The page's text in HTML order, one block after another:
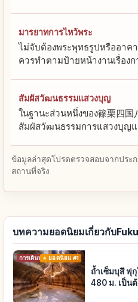
มารยาทการไหว้พระ
ไม่จับต้องพระพุทธรูปหรืออาค
ควรทำตามป้ายหน้างานเรื่อง
สัมผัสวัฒนธรรมแสวงบุญ
ในฐานะส่วนหนึ่งของ篠栗四国
สัมผัสวัฒนธรรมการแสวงบุญแ
ข้อมูลล่าสุดโปรดตรวจสอบจากประ
สถานที่จริง
บทความยอดนิยมเกี่ยวกับ
การเดินทาง ยอดนิยม #1
ถ้ำเซ็มบุสึ ฟุ
480 ม. เป็น